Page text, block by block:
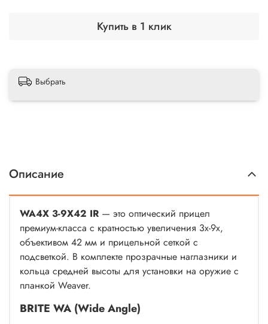
Купить в 1 клик
Выбрать
Описание
WA4X 3-9X42 IR — это оптический прицел
премиум-класса с кратностью увеличения 3х-9х,
объективом 42 мм и прицельной сеткой с
подсветкой. В комплекте прозрачные наглазники и
кольца средней высоты для установки на оружие с
планкой Weaver.
BRITE WA (Wide Angle)